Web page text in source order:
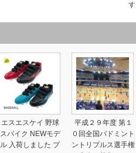
す
エスエスケイ 野球
スパイク NEWモデ
ル 入荷しました プ
平成２９年度 第１
０回全国バドミント
ントリプルス選手権